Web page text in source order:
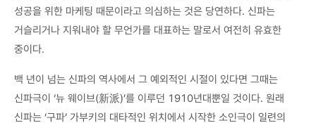
성공을 위한 마케팅 때문이라고 의심하는 것은 당연하다. 신파는
거슬리거나 지워내야 할 무언가를 대표하는 말로서 여전히 유효한
중이다.
백 년이 넘는 신파의 역사에서 그 예외적인 시절이 있다면 그때는
신파극이 ‘뉴 웨이브(新派)’를 이루던 1910년대뿐일 것이다. 원래
신파는 ‘구파’ 가부키의 대타적인 위치에서 시작한 소인극이 일련의